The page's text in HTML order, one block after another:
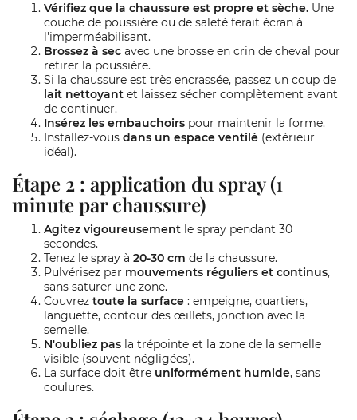
Vérifiez que la chaussure est propre et sèche. Une
couche de poussière ou de saleté ferait écran à
l'imperméabilisant.
Brossez à sec avec une brosse en crin de cheval pour
retirer la poussière.
Si la chaussure est très encrassée, passez un coup de
lait nettoyant et laissez sécher complètement avant
de continuer.
Insérez les embauchoirs pour maintenir la forme.
Installez-vous dans un espace ventilé (extérieur
idéal).
Étape 2 : application du spray (1
minute par chaussure)
Agitez vigoureusement le spray pendant 30
secondes.
Tenez le spray à 20-30 cm de la chaussure.
Pulvérisez par mouvements réguliers et continus,
sans saturer une zone.
Couvrez toute la surface : empeigne, quartiers,
languette, contour des œillets, jonction avec la
semelle.
N'oubliez pas la trépointe et la zone de la semelle
visible (souvent négligées).
La surface doit être uniformément humide, sans
coulures.